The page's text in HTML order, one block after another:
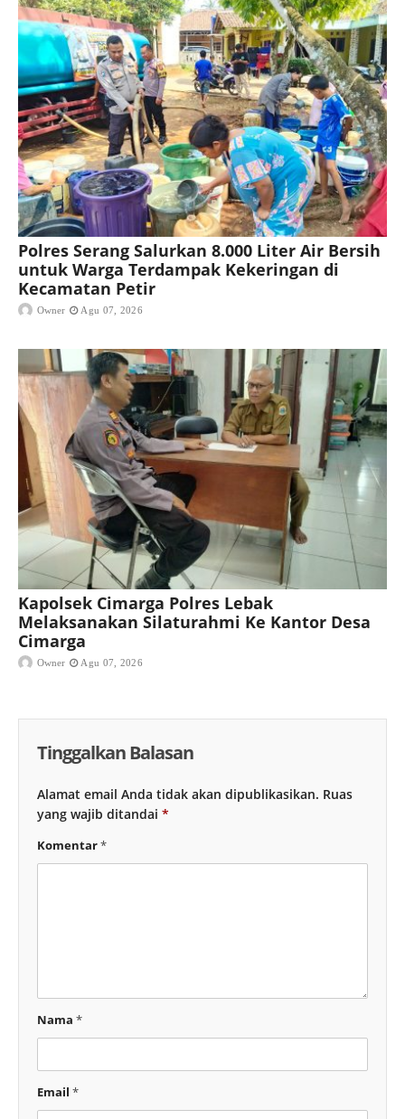
Polres Serang Salurkan 8.000 Liter Air Bersih
untuk Warga Terdampak Kekeringan di
Kecamatan Petir
Owner Agu 07, 2026
Kapolsek Cimarga Polres Lebak
Melaksanakan Silaturahmi Ke Kantor Desa
Cimarga
Owner Agu 07, 2026
Tinggalkan Balasan
Alamat email Anda tidak akan dipublikasikan. Ruas
yang wajib ditandai *
Komentar*
Nama *
Email *